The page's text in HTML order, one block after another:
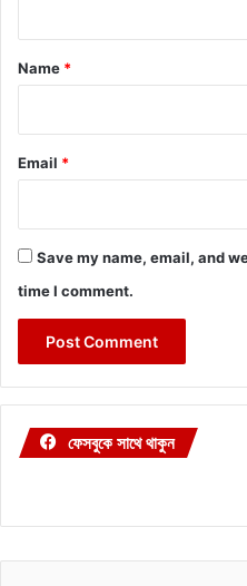
*
Name *
Email *
Save my name, email, and
time I comment.
ফেসবুকে সাথে থাকুন